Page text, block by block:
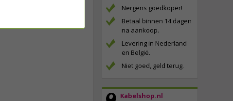
Nergens goedkoper!
Betaal binnen 14 dagen
na aankoop.
Levering in Nederland
en België.
Niet goed, geld terug.
Kabelshop.nl